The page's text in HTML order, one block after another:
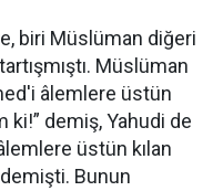
biri Müslüman diğeri
Müslüman
âlemlere üstün
ki!” demiş, Yahudi de
üstün kılan
Bunun